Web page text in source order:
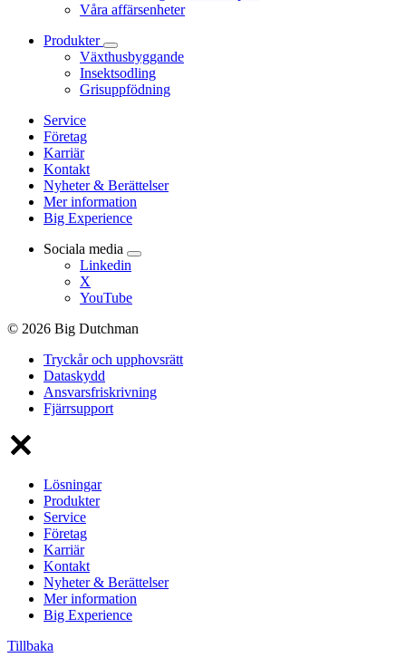
Våra affärsenheter
Produkter
Växthusbyggande
Insektsodling
Grisuppfödning
Service
Företag
Karriär
Kontakt
Nyheter & Berättelser
Mer information
Big Experience
Sociala media
Linkedin
X
YouTube
© 2026 Big Dutchman
Tryckår och upphovsrätt
Dataskydd
Ansvarsfriskrivning
Fjärrsupport
Lösningar
Produkter
Service
Företag
Karriär
Kontakt
Nyheter & Berättelser
Mer information
Big Experience
Tillbaka